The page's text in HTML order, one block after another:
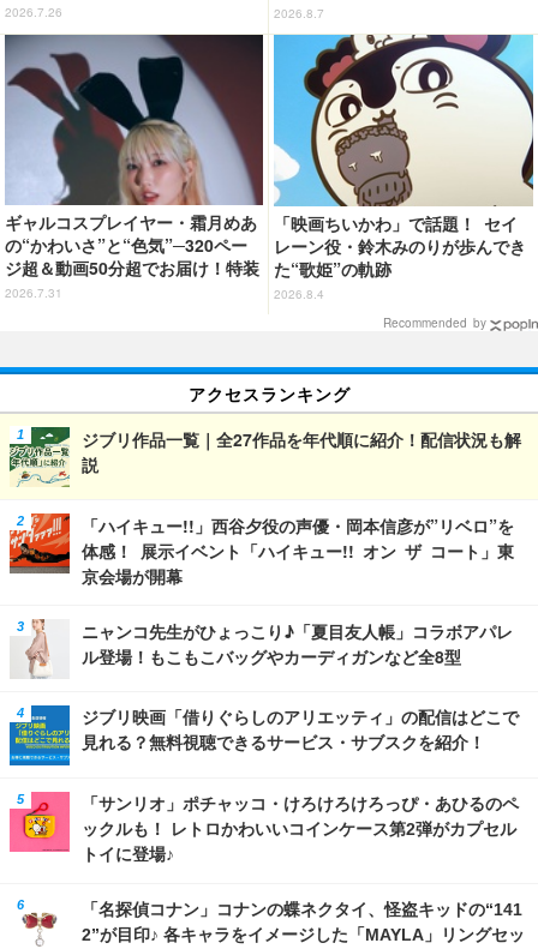
ュアが登場
2026.7.26
挙】
2026.8.7
ギャルコスプレイヤー・霜月めあ
の“かわいさ”と“色気”─320ペー
ジ超＆動画50分超でお届け！特装
合本版のデジタル写真集が登場
2026.7.31
「映画ちいかわ」で話題！ セイ
レーン役・鈴木みのりが歩んでき
た“歌姫”の軌跡
2026.8.4
Recommended by
アクセスランキング
ジブリ作品一覧｜全27作品を年代順に紹介！配信状況も解
説
「ハイキュー!!」西谷夕役の声優・岡本信彦が”リベロ”を
体感！ 展示イベント「ハイキュー!! オン ザ コート」東
京会場が開幕
ニャンコ先生がひょっこり♪「夏目友人帳」コラボアパレ
ル登場！もこもこバッグやカーディガンなど全8型
ジブリ映画「借りぐらしのアリエッティ」の配信はどこで
見れる？無料視聴できるサービス・サブスクを紹介！
「サンリオ」ポチャッコ・けろけろけろっぴ・あひるのペ
ックルも！ レトロかわいいコインケース第2弾がカプセル
トイに登場♪
「名探偵コナン」コナンの蝶ネクタイ、怪盗キッドの“141
2”が目印♪ 各キャラをイメージした「MAYLA」リングセッ